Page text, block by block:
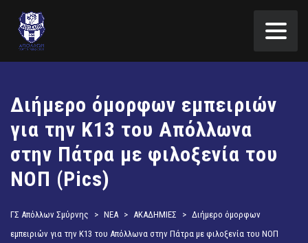
Διήμερο όμορφων εμπειριών
για την Κ13 του Απόλλωνα
στην Πάτρα με φιλοξενία του
ΝΟΠ (Pics)
ΓΣ Απόλλων Σμύρνης > ΝΕΑ > ΑΚΑΔΗΜΙΕΣ > Διήμερο όμορφων
εμπειριών για την Κ13 του Απόλλωνα στην Πάτρα με φιλοξενία του ΝΟΠ